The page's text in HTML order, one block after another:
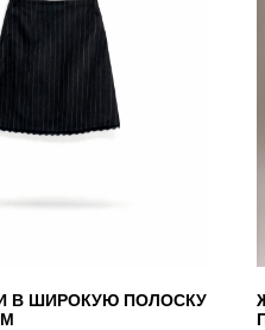
В ШИРОКУЮ ПОЛОСКУ